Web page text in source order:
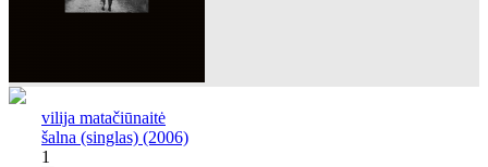
vilija matačiūnaitė
šalna (singlas) (2006)
1